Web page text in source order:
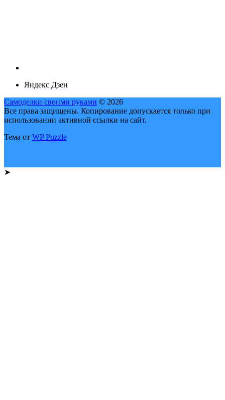
Яндекс Дзен
Самоделки своими руками © 2026
Все права защищены. Копирование допускается только при
использовании активной ссылки на сайт.
Тема от WP Puzzle
➤